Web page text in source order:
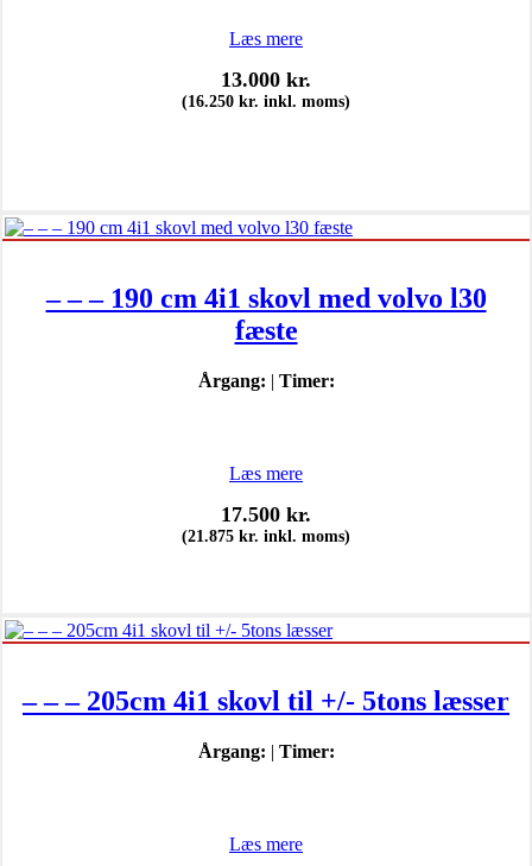
Læs mere
13.000 kr.
(16.250 kr. inkl. moms)
– – – 190 cm 4i1 skovl med volvo l30
fæste
Årgang: | Timer:
Læs mere
17.500 kr.
(21.875 kr. inkl. moms)
– – – 205cm 4i1 skovl til +/- 5tons læsser
Årgang: | Timer:
Læs mere